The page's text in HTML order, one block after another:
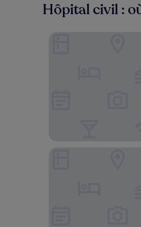
Hôpital civil :